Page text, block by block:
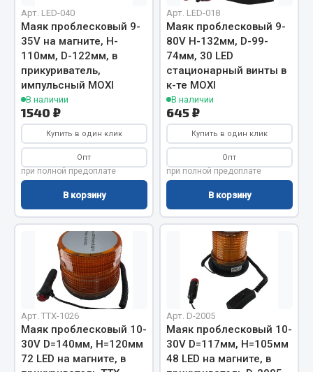
Цепи подъёмные
Весь раздел
РТИ
Кольца уплотнительные
Лента конвейерная
Манжеты
Патрубки
Прокладки
Рукава высокого давления
Показать ещё
Весь раздел
Арт. LED-040
Маяк проблесковый 9-
35V на магните, H-
110мм, D-122мм, в
прикуриватель,
импульсный MOXI
В наличии
1540 ₽
Купить в один клик
Опт
при полной предоплате
В корзину
Арт. LED-018
Маяк проблесковый 9-
80V H-132мм, D-99-
74мм, 30 LED
стационарный винты в
к-те MOXI
В наличии
645 ₽
Купить в один клик
Опт
при полной предоплате
В корзину
Арт. TTX-1026
Маяк проблесковый 10-
30V D=140мм, H=120мм
72 LED на магните, в
Арт. D-2005
Маяк проблесковый 10-
30V D=117мм, Н=105мм
48 LED на магните, в